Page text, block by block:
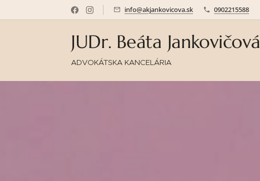
info@akjankovicova.sk 0902215588
JUDr. Beáta Jankovičová
ADVOKÁTSKA KANCELÁRIA